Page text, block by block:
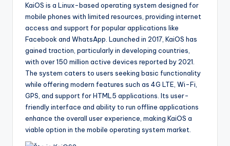
KaiOS is a Linux-based operating system designed for
mobile phones with limited resources, providing internet
access and support for popular applications like
Facebook and WhatsApp. Launched in 2017, KaiOS has
gained traction, particularly in developing countries,
with over 150 million active devices reported by 2021.
The system caters to users seeking basic functionality
while offering modern features such as 4G LTE, Wi-Fi,
GPS, and support for HTML5 applications. Its user-
friendly interface and ability to run offline applications
enhance the overall user experience, making KaiOS a
viable option in the mobile operating system market.